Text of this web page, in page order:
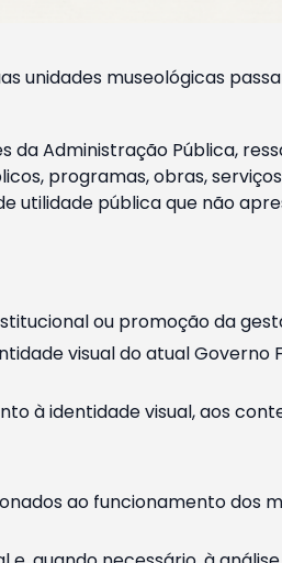
unidades museológicas
da Administração Pública,
programas, obras,
utilidade pública que não
ou promoção da
visual do atual Governo
à identidade visual, aos
ao funcionamento dos